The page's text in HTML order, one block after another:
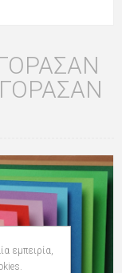
εμπειρία,